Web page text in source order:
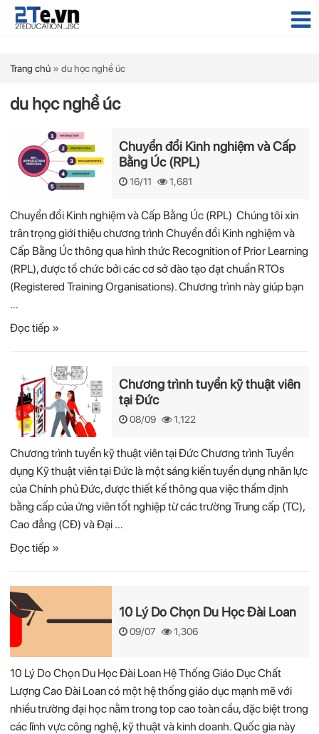
Trang chủ » du học nghề úc
du học nghề úc
Chuyển đổi Kinh nghiệm và Cấp
Bằng Úc (RPL)
16/11 1,681
Chuyển đổi Kinh nghiệm và Cấp Bằng Úc (RPL) Chúng tôi xin
trân trọng giới thiệu chương trình Chuyển đổi Kinh nghiệm và
Cấp Bằng Úc thông qua hình thức Recognition of Prior Learning
(RPL), được tổ chức bởi các cơ sở đào tạo đạt chuẩn RTOs
(Registered Training Organisations). Chương trình này giúp bạn
…
Đọc tiếp »
Chương trình tuyển kỹ thuật viên
tại Đức
08/09 1,122
Chương trình tuyển kỹ thuật viên tại Đức Chương trình Tuyển
dụng Kỹ thuật viên tại Đức là một sáng kiến tuyển dụng nhân lực
của Chính phủ Đức, được thiết kế thông qua việc thẩm định
bằng cấp của ứng viên tốt nghiệp từ các trường Trung cấp (TC),
Cao đẳng (CĐ) và Đại …
Đọc tiếp »
10 Lý Do Chọn Du Học Đài Loan
09/07 1,306
10 Lý Do Chọn Du Học Đài Loan Hệ Thống Giáo Dục Chất
Lượng Cao Đài Loan có một hệ thống giáo dục mạnh mẽ với
nhiều trường đại học nằm trong top cao toàn cầu, đặc biệt trong
các lĩnh vực công nghệ, kỹ thuật và kinh doanh. Quốc gia này